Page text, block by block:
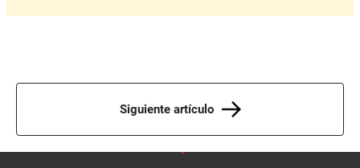
Siguiente artículo